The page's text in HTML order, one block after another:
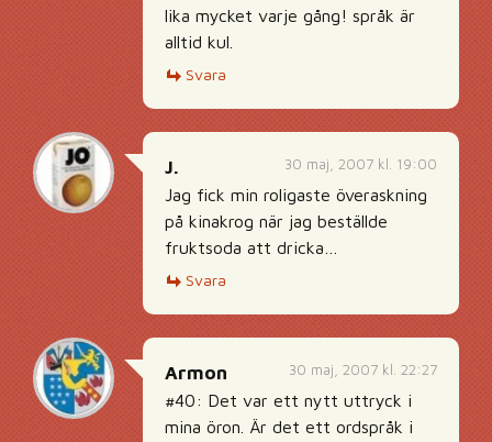
lika mycket varje gång! språk är
alltid kul.
Svara
30 maj, 2007 kl. 19:00
J.
Jag fick min roligaste överaskning
på kinakrog när jag beställde
fruktsoda att dricka…
Svara
30 maj, 2007 kl. 22:27
Armon
#40: Det var ett nytt uttryck i
mina öron. Är det ett ordspråk i